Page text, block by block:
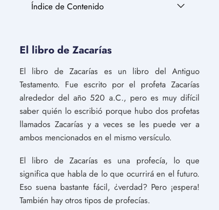
Índice de Contenido
El libro de Zacarías
El libro de Zacarías es un libro del Antiguo
Testamento. Fue escrito por el profeta Zacarías
alrededor del año 520 a.C., pero es muy difícil
saber quién lo escribió porque hubo dos profetas
llamados Zacarías y a veces se les puede ver a
ambos mencionados en el mismo versículo.
El libro de Zacarías es una profecía, lo que
significa que habla de lo que ocurrirá en el futuro.
Eso suena bastante fácil, ¿verdad? Pero ¡espera!
También hay otros tipos de profecías.